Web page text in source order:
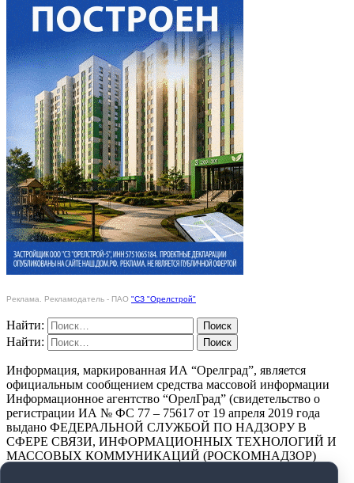
Реклама. Рекламодатель - ПАО "СЗ "Орелстрой"
Найти:
Найти:
Информация, маркированная ИА “Орелград”, является
официальным сообщением средства массовой информации
Информационное агентство “ОрелГрад” (свидетельство о
регистрации ИА № ФС 77 – 75617 от 19 апреля 2019 года
выдано ФЕДЕРАЛЬНОЙ СЛУЖБОЙ ПО НАДЗОРУ В
СФЕРЕ СВЯЗИ, ИНФОРМАЦИОННЫХ ТЕХНОЛОГИЙ И
МАССОВЫХ КОММУНИКАЦИЙ (РОСКОМНАДЗОР)